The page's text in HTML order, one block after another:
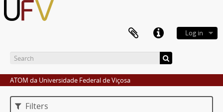
Log in
ATOM da Universidade Federal de Viçosa
Filters